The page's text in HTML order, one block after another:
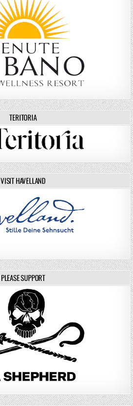
TERITORIA
VISIT HAVELLAND
PLEASE SUPPORT